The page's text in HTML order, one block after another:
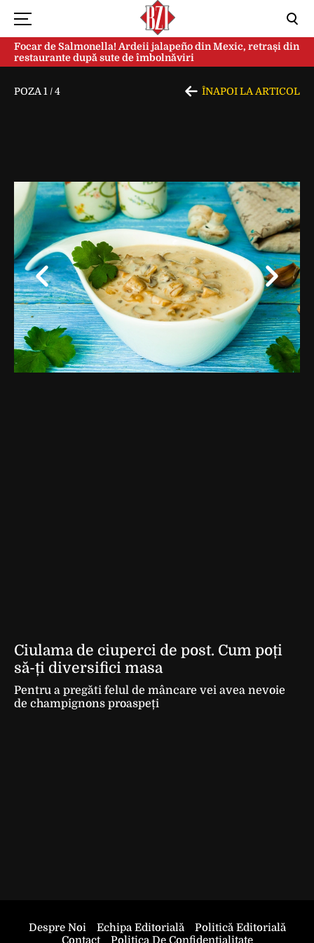
Focar de Salmonella! Ardeii jalapeño din Mexic, retrași din
restaurante după sute de îmbolnăviri
POZA 1 /4 ÎNAPOI LA ARTICOL
Ciulama de ciuperci de post. Cum poți
să-ți diversifici masa
Pentru a pregăti felul de mâncare vei avea nevoie
de champignons proaspeți
Despre Noi Echipa Editorială
Politică Editorială
Contact
Politica De Confidentialitate